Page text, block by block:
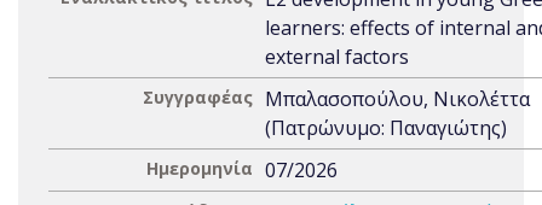
learners: effects of internal
external factors
Συγγραφέας Μπαλασοπούλου, Νικολέττα
(Πατρώνυμο: Παναγιώτης)
Ημερομηνία 07/2026